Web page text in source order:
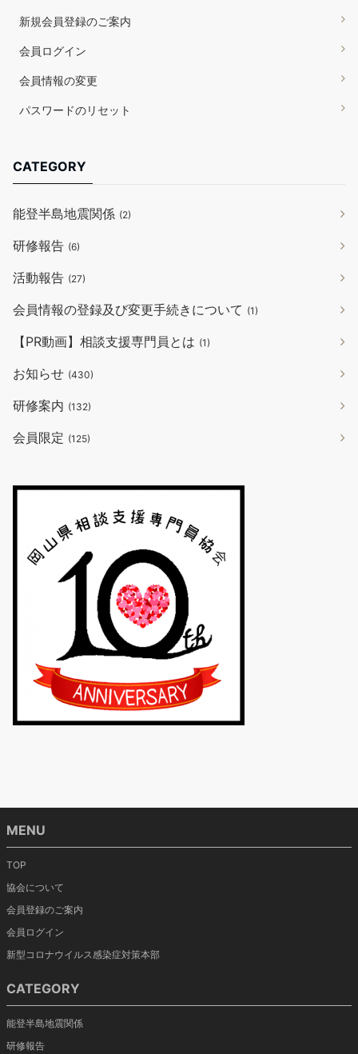
新規会員登録のご案内
会員ログイン
会員情報の変更
パスワードのリセット
CATEGORY
能登半島地震関係 (2)
研修報告 (6)
活動報告 (27)
会員情報の登録及び変更手続きについて (1)
【PR動画】相談支援専門員とは (1)
お知らせ (430)
研修案内 (132)
会員限定 (125)
MENU
TOP
協会について
会員登録のご案内
会員ログイン
新型コロナウイルス感染症対策本部
CATEGORY
能登半島地震関係
研修報告